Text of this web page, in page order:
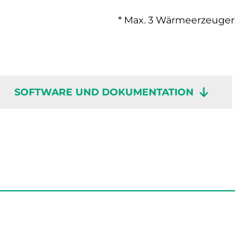
* Max. 3 Wärmeerzeuger
SOFTWARE UND DOKUMENTATION